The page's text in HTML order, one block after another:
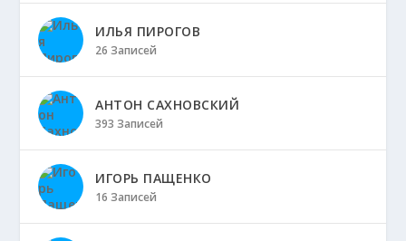
ИЛЬЯ ПИРОГОВ
26 Записей
АНТОН САХНОВСКИЙ
393 Записей
ИГОРЬ ПАЩЕНКО
16 Записей